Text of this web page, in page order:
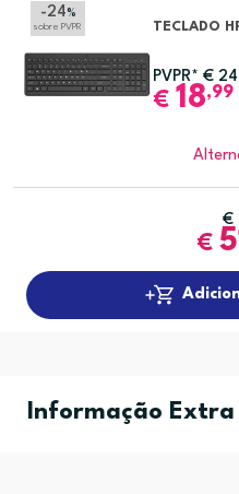
-24 %
sobre PVPR TECLADO
PVPR* € 24
€ 18,99
€
€
Informação Extra